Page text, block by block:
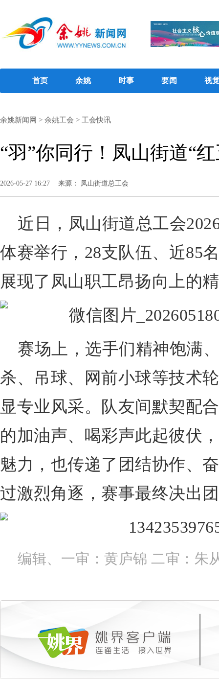
首页 余姚 时事 要闻 视
余姚新闻网 > 余姚工会 > 工会快讯
“羽”你同行！凤山街道“
2026-05-27 16:27 来源： 凤山街道总工会
近日，凤山街道总工会
体赛举行，28支队伍、近85
展现了凤山职工昂扬向上的
赛场上，选手们精神饱满
杀、吊球、网前小球等技术
显专业风采。队友间默契配
的加油声、喝彩声此起彼伏
魅力，也传递了团结协作、
过激烈角逐，赛事最终决出
编辑、一审：黄庐锦 二审：朱